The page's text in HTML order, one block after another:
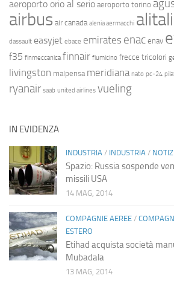
aeroporto orio al serio aeroporto torino
airbus air canada alenia aermacchi
dassault easyjet ebace emirates enac enav
f35 finmeccanica finnair fiumicino frecce tricolori
livingston malpensa meridiana nato pc-24
ryanair saab united airlines vueling
IN EVIDENZA
INDUSTRIA / INDUSTRIA /
Spazio: Russia sospende
missili USA
14 MAG, 2014
COMPAGNIE AEREE /
ESTERO
Etihad acquista società
Mubadala
13 MAG, 2014